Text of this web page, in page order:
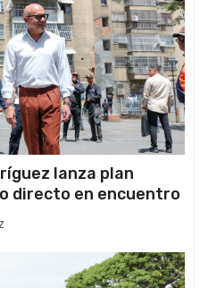
lanza plan
directo en encuentro